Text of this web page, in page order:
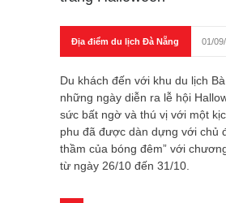
Địa điểm du lịch Đà Nẵng 01/
Du khách đến với khu du lịch
những ngày diễn ra lễ hội
sức bất ngờ và thú vị với một
phu đã được dàn dựng với chủ
thầm của bóng đêm” với
từ ngày 26/10 đến 31/10.